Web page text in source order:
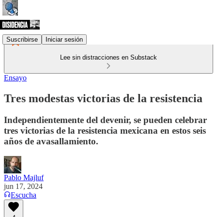
Suscribirse Iniciar sesión
Lee sin distracciones en Substack
Ensayo
Tres modestas victorias de la resistencia
Independientemente del devenir, se pueden celebrar
tres victorias de la resistencia mexicana en estos seis
años de avasallamiento.
Pablo Majluf
jun 17, 2024
Escucha